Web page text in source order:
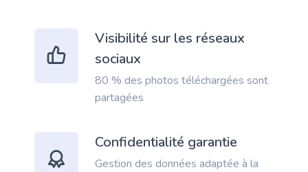
Visibilité sur les réseaux
sociaux
80 % des photos téléchargées sont
partagées
Confidentialité garantie
Gestion des données adaptée à la